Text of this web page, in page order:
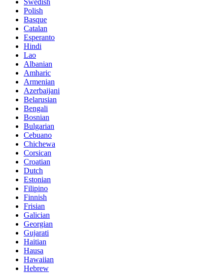
Swedish
Polish
Basque
Catalan
Esperanto
Hindi
Lao
Albanian
Amharic
Armenian
Azerbaijani
Belarusian
Bengali
Bosnian
Bulgarian
Cebuano
Chichewa
Corsican
Croatian
Dutch
Estonian
Filipino
Finnish
Frisian
Galician
Georgian
Gujarati
Haitian
Hausa
Hawaiian
Hebrew